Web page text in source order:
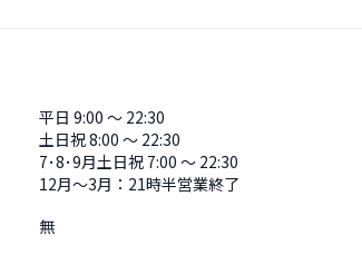
平日 9:00 〜 22:30
土日祝8:00 〜 22:30
7･8･9月土日祝 7:00 〜 22:30
12月〜3月：21時半営業終了
無